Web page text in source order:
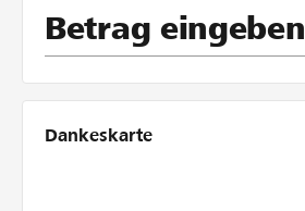
Betrag eingeben
Dankeskarte